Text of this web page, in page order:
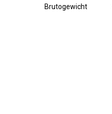
Brutogewicht